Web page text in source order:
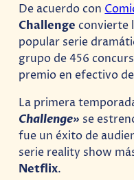
De acuerdo con
Challenge convierte
popular serie
grupo de 456
premio en efectivo
La primera
Challenge» se
fue un éxito de
serie reality show
Netflix.